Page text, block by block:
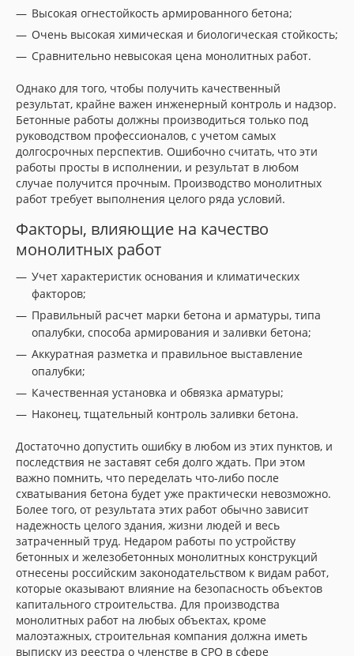
Высокая огнестойкость армированного бетона;
Очень высокая химическая и биологическая стойкость;
Сравнительно невысокая цена монолитных работ.
Однако для того, чтобы получить качественный
результат, крайне важен инженерный контроль и надзор.
Бетонные работы должны производиться только под
руководством профессионалов, с учетом самых
долгосрочных перспектив. Ошибочно считать, что эти
работы просты в исполнении, и результат в любом
случае получится прочным. Производство монолитных
работ требует выполнения целого ряда условий.
Факторы, влияющие на качество
монолитных работ
Учет характеристик основания и климатических
факторов;
Правильный расчет марки бетона и арматуры, типа
опалубки, способа армирования и заливки бетона;
Аккуратная разметка и правильное выставление
опалубки;
Качественная установка и обвязка арматуры;
Наконец, тщательный контроль заливки бетона.
Достаточно допустить ошибку в любом из этих пунктов, и
последствия не заставят себя долго ждать. При этом
важно помнить, что переделать что-либо после
схватывания бетона будет уже практически невозможно.
Более того, от результата этих работ обычно зависит
надежность целого здания, жизни людей и весь
затраченный труд. Недаром работы по устройству
бетонных и железобетонных монолитных конструкций
отнесены российским законодательством к видам работ,
которые оказывают влияние на безопасность объектов
капитального строительства. Для производства
монолитных работ на любых объектах, кроме
малоэтажных, строительная компания должна иметь
выписку из реестра о членстве в СРО в сфере